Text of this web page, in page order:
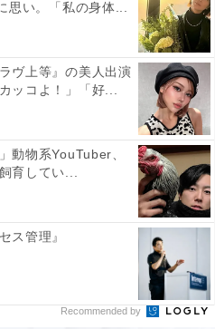
思い。「私の身体...
ヴ上等』の美人出演
ッコよ！」「好...
動物系YouTuber、
育してい...
ス管理』
Recommended by